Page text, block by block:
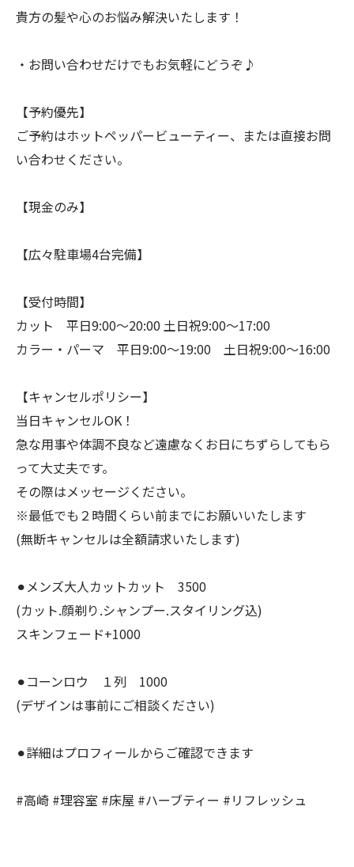
貴方の髪や心のお悩み解決いたします！
・お問い合わせだけでもお気軽にどうぞ♪
【予約優先】
ご予約はホットペッパービューティー、または直接お問
い合わせください。
【現金のみ】
【広々駐車場4台完備】
【受付時間】
カット 平日9:00〜20:00 土日祝9:00〜17:00
カラー・パーマ 平日9:00〜19:00 土日祝9:00〜16:00
【キャンセルポリシー】
当日キャンセルOK！
急な用事や体調不良など遠慮なくお日にちずらしてもら
って大丈夫です。
その際はメッセージください。
※最低でも２時間くらい前までにお願いいたします
(無断キャンセルは全額請求いたします)
⚫︎メンズ大人カットカット 3500
(カット.顔剃り.シャンプー.スタイリング込)
スキンフェード+1000
⚫︎コーンロウ １列 1000
(デザインは事前にご相談ください)
⚫︎詳細はプロフィールからご確認できます
#高崎 #理容室 #床屋 #ハーブティー #リフレッシュ